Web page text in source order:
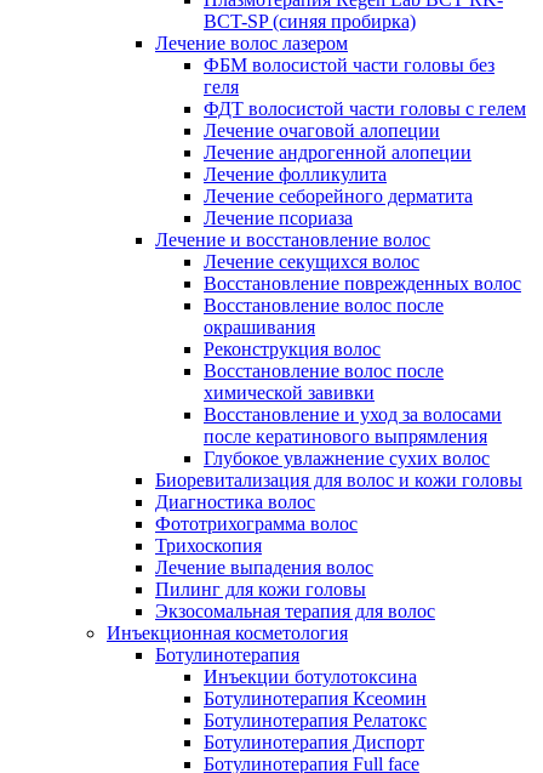
BCT-SP (синяя пробирка)
Лечение волос лазером
ФБМ волосистой части головы без
геля
ФДТ волосистой части головы с гелем
Лечение очаговой алопеции
Лечение андрогенной алопеции
Лечение фолликулита
Лечение себорейного дерматита
Лечение псориаза
Лечение и восстановление волос
Лечение секущихся волос
Восстановление поврежденных волос
Восстановление волос после
окрашивания
Реконструкция волос
Восстановление волос после
химической завивки
Восстановление и уход за волосами
после кератинового выпрямления
Глубокое увлажнение сухих волос
Биоревитализация для волос и кожи головы
Диагностика волос
Фототрихограмма волос
Трихоскопия
Лечение выпадения волос
Пилинг для кожи головы
Экзосомальная терапия для волос
Инъекционная косметология
Ботулинотерапия
Инъекции ботулотоксина
Ботулинотерапия Ксеомин
Ботулинотерапия Релатокс
Ботулинотерапия Диспорт
Ботулинотерапия Full face